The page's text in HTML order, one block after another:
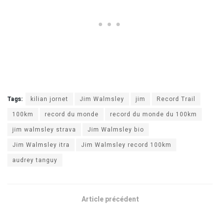
Tags: kilian jornet Jim Walmsley jim
Record Trail
100km
record du monde
record du monde du 100km
jim walmsley strava
Jim Walmsley bio
Jim Walmsley itra
Jim Walmsley record 100km
audrey tanguy
Article précédent